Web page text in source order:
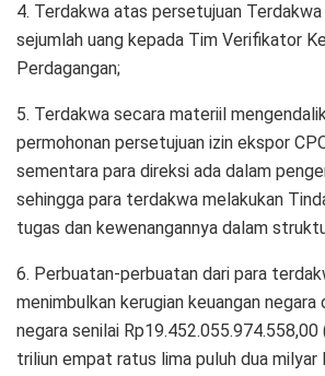
4. Terdakwa atas persetujuan
sejumlah uang kepada Tim Verifikator
Perdagangan;
5. Terdakwa secara materiil
permohonan persetujuan izin ekspor
sementara para direksi ada dalam
sehingga para terdakwa melakukan
tugas dan kewenangannya dalam
6. Perbuatan-perbuatan dari para
menimbulkan kerugian keuangan negara
negara senilai
triliun empat ratus lima puluh dua milyar